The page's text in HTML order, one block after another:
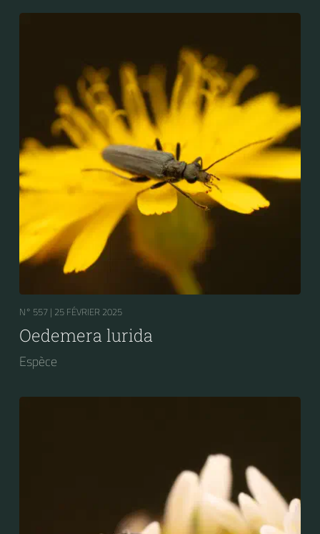
N° 557 | 25 FÉVRIER 2025
Oedemera lurida
Espèce